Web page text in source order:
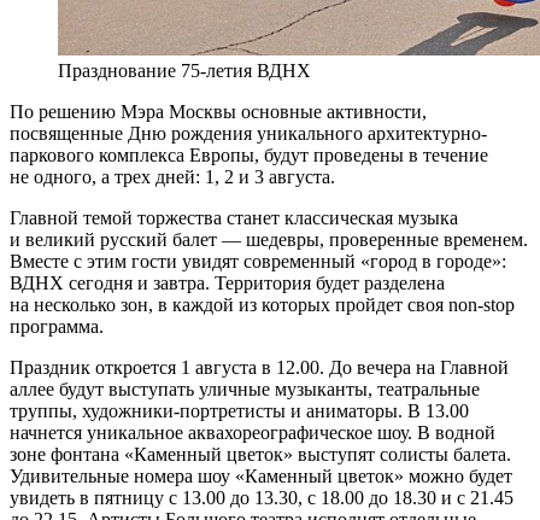
Празднование 75-летия ВДНХ
По решению Мэра Москвы основные активности,
посвященные Дню рождения уникального архитектурно-
паркового комплекса Европы, будут проведены в течение
не одного, а трех дней: 1, 2 и 3 августа.
Главной темой торжества станет классическая музыка
и великий русский балет — шедевры, проверенные временем.
Вместе с этим гости увидят современный «город в городе»:
ВДНХ сегодня и завтра. Территория будет разделена
на несколько зон, в каждой из которых пройдет своя non-stop
программа.
Праздник откроется 1 августа в 12.00. До вечера на Главной
аллее будут выступать уличные музыканты, театральные
труппы, художники-портретисты и аниматоры. В 13.00
начнется уникальное аквахореографическое шоу. В водной
зоне фонтана «Каменный цветок» выступят солисты балета.
Удивительные номера шоу «Каменный цветок» можно будет
увидеть в пятницу с 13.00 до 13.30, с 18.00 до 18.30 и с 21.45